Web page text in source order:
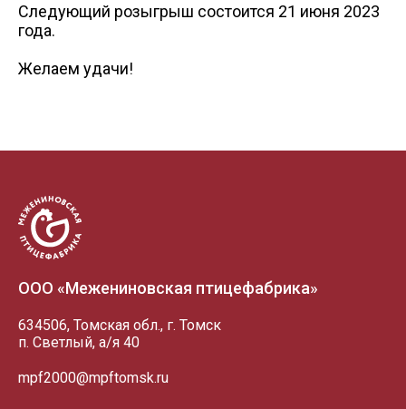
Следующий розыгрыш состоится 21 июня 2023
года.
Желаем удачи!
ООО «Межениновская птицефабрика»
634506, Томская обл., г. Томск
п. Светлый, а/я 40
mpf2000@mpftomsk.ru